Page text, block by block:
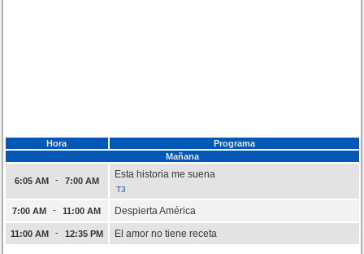
Hora
Programa
Mañana
6:05 AM - 7:00 AM
Esta historia me suena
T3
7:00 AM - 11:00 AM Despierta América
11:00 AM - 12:35 PM El amor no tiene receta